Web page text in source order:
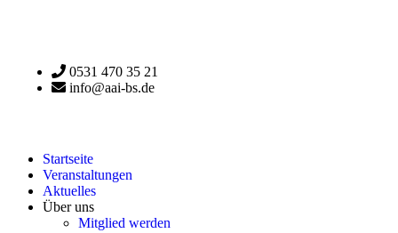
0531 470 35 21
info@aai-bs.de
Startseite
Veranstaltungen
Aktuelles
Über uns
Mitglied werden